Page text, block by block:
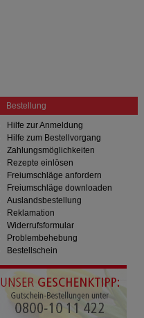
Bestellung
Hilfe zur Anmeldung
Hilfe zum Bestellvorgang
Zahlungsmöglichkeiten
Rezepte einlösen
Freiumschläge anfordern
Freiumschläge downloaden
Auslandsbestellung
Reklamation
Widerrufsformular
Problembehebung
Bestellschein